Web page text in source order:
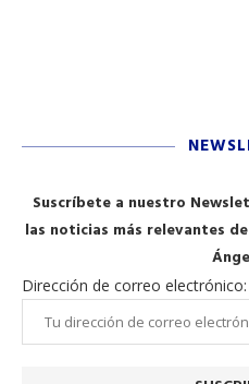
Suscríbete a nuestro
las noticias más relevantes
Dirección de correo electrónico: